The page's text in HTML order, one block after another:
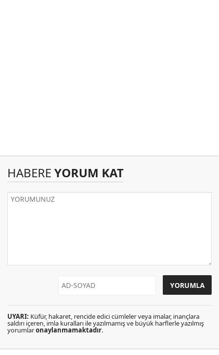
HABERE YORUM KAT
UYARI: Küfür, hakaret, rencide edici cümleler veya imalar, inançlara
saldırı içeren, imla kuralları ile yazılmamış ve büyük harflerle yazılmış
yorumlaronaylanmamaktadır.